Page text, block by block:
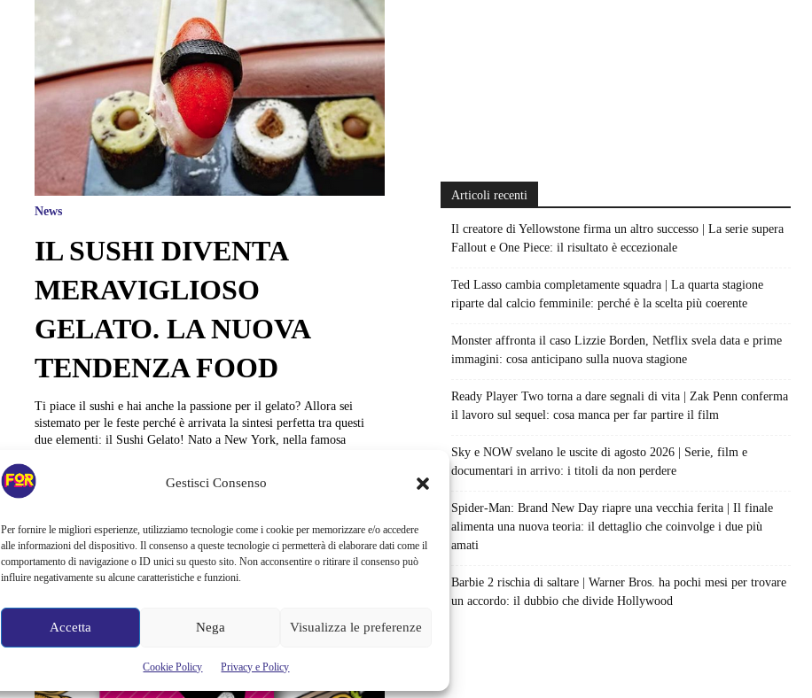
Gestisci Consenso
Per fornire le migliori esperienze, utilizziamo tecnologie come i cookie per memorizzare e/o accedere
alle informazioni del dispositivo. Il consenso a queste tecnologie ci permetterà di elaborare dati come il
comportamento di navigazione o ID unici su questo sito. Non acconsentire o ritirare il consenso può
influire negativamente su alcune caratteristiche e funzioni.
Accetta Nega Visualizza le preferenze
Cookie Policy Privacy e Policy
News
IL SUSHI DIVENTA
MERAVIGLIOSO
GELATO. LA NUOVA
TENDENZA FOOD
Ti piace il sushi e hai anche la passione per il gelato? Allora sei
sistemato per le feste perché è arrivata la sintesi perfetta tra questi
due elementi: il Sushi Gelato! Nato a New York, nella famosa
questa gelateria è da sempre famosa per essere una delle migliori
della Grande...
Alessandra Chiaradia
Articoli recenti
Il creatore di Yellowstone firma un altro successo | La serie supera
Fallout e One Piece: il risultato è eccezionale
Ted Lasso cambia completamente squadra | La quarta stagione
riparte dal calcio femminile: perché è la scelta più coerente
Monster affronta il caso Lizzie Borden, Netflix svela data e prime
immagini: cosa anticipano sulla nuova stagione
Ready Player Two torna a dare segnali di vita | Zak Penn conferma
il lavoro sul sequel: cosa manca per far partire il film
Sky e NOW svelano le uscite di agosto 2026 | Serie, film e
documentari in arrivo: i titoli da non perdere
Spider-Man: Brand New Day riapre una vecchia ferita | Il finale
alimenta una nuova teoria: il dettaglio che coinvolge i due più
amati
Barbie 2 rischia di saltare | Warner Bros. ha pochi mesi per trovare
un accordo: il dubbio che divide Hollywood